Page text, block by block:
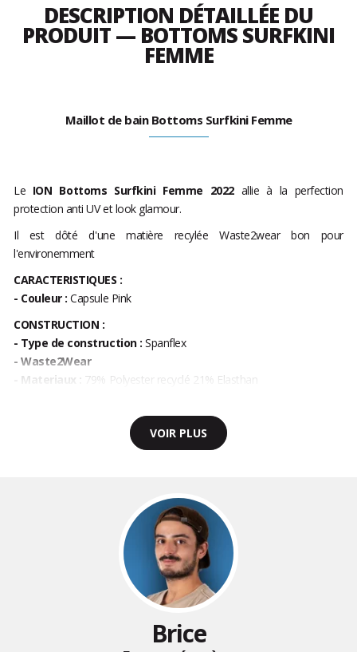
DESCRIPTION DÉTAILLÉE DU
PRODUIT — BOTTOMS SURFKINI
FEMME
Maillot de bain Bottoms Surfkini Femme
Le ION Bottoms Surfkini Femme 2022allie à la perfection
protection anti UV et look glamour.
Il est dôté d'une matière recylée Waste2wear bon pour
l'environemment
CARACTERISTIQUES :
- Couleur :Capsule Pink
CONSTRUCTION :
- Type de construction : Spanflex
- Waste2Wear
- Materiaux :
79% Polyester recyclé 21% Elasthan
VOIR PLUS
Brice